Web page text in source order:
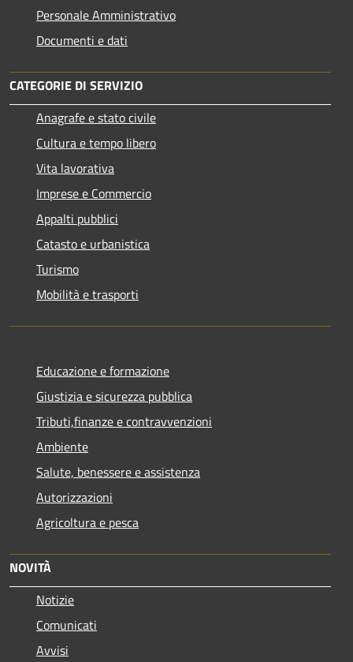
Personale Amministrativo
Documenti e dati
CATEGORIE DI SERVIZIO
Anagrafe e stato civile
Cultura e tempo libero
Vita lavorativa
Imprese e Commercio
Appalti pubblici
Catasto e urbanistica
Turismo
Mobilità e trasporti
Educazione e formazione
Giustizia e sicurezza pubblica
Tributi,finanze e contravvenzioni
Ambiente
Salute, benessere e assistenza
Autorizzazioni
Agricoltura e pesca
NOVITÀ
Notizie
Comunicati
Avvisi